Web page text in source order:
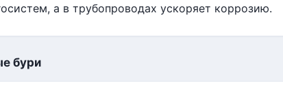
а в трубопроводах ускоряет коррозию.
бури